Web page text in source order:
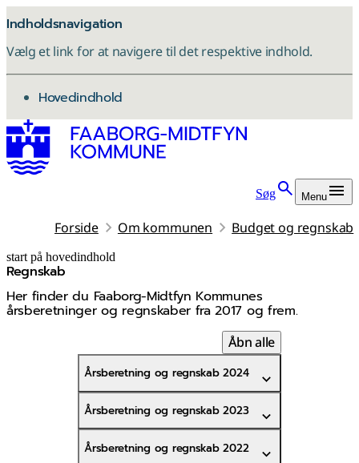
Indholdsnavigation
Vælg et link for at navigere til det respektive indhold.
gå til
Hovedindhold
Søg Menu
Forside Om kommunen Budget og regnskab
start på hovedindhold
Regnskab
Her finder du Faaborg-Midtfyn Kommunes
årsberetninger og regnskaber fra 2017 og frem.
senest opdateret 12. juli 2026
Åbn alle
Årsberetning og regnskab 2024
Årsberetning og regnskab 2023
Årsberetning og regnskab 2022